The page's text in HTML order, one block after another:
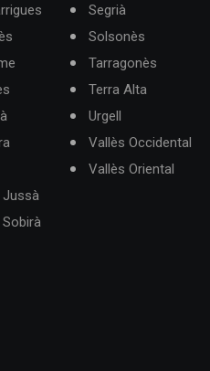
Jussà
Segrià
Solsonès
Tarragonès
Terra Alta
Urgell
Vallès Occidental
Vallès Oriental